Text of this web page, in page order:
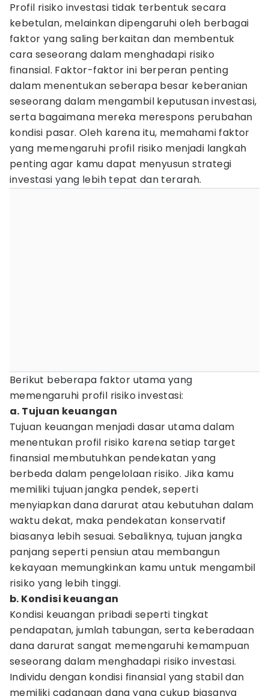
Profil risiko investasi tidak terbentuk secara
kebetulan, melainkan dipengaruhi oleh berbagai
faktor yang saling berkaitan dan membentuk
cara seseorang dalam menghadapi risiko
finansial. Faktor-faktor ini berperan penting
dalam menentukan seberapa besar keberanian
seseorang dalam mengambil keputusan investasi,
serta bagaimana mereka merespons perubahan
kondisi pasar. Oleh karena itu, memahami faktor
yang memengaruhi profil risiko menjadi langkah
penting agar kamu dapat menyusun strategi
investasi yang lebih tepat dan terarah.
Berikut beberapa faktor utama yang
memengaruhi profil risiko investasi:
a. Tujuan keuangan
Tujuan keuangan menjadi dasar utama dalam
menentukan profil risiko karena setiap target
finansial membutuhkan pendekatan yang
berbeda dalam pengelolaan risiko. Jika kamu
memiliki tujuan jangka pendek, seperti
menyiapkan dana darurat atau kebutuhan dalam
waktu dekat, maka pendekatan konservatif
biasanya lebih sesuai. Sebaliknya, tujuan jangka
panjang seperti pensiun atau membangun
kekayaan memungkinkan kamu untuk mengambil
risiko yang lebih tinggi.
b. Kondisi keuangan
Kondisi keuangan pribadi seperti tingkat
pendapatan, jumlah tabungan, serta keberadaan
dana darurat sangat memengaruhi kemampuan
seseorang dalam menghadapi risiko investasi.
Individu dengan kondisi finansial yang stabil dan
memiliki cadangan dana yang cukup biasanya